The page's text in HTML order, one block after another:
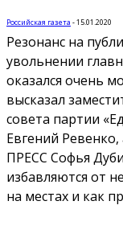
Российская газета -15.01.2020
Резонанс на
увольнении
оказался очень
высказал
совета партии
Евгений
ПРЕСС Софья
избавляются от
на местах и как